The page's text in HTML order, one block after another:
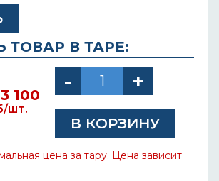
ТОВАР В ТАРЕ:
3 100
шт.
цена за тару. Цена зависит